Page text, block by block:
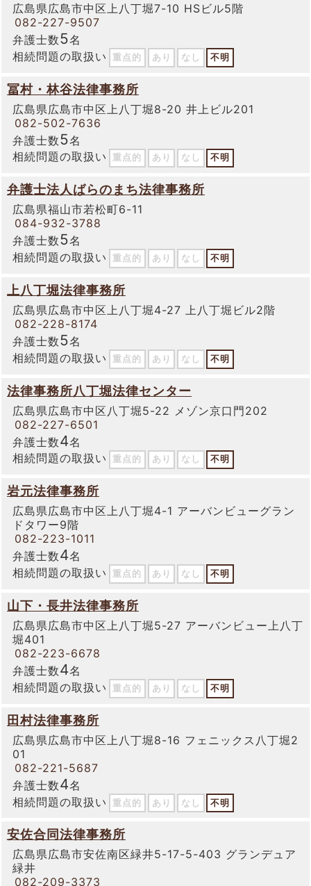
広島県広島市中区上八丁堀7-10 HSビル5階
082-227-9507
弁護士数5名
相続問題の取扱い
重点的 あり なし 不明
冨村・林谷法律事務所
広島県広島市中区上八丁堀8-20 井上ビル201
082-502-7636
弁護士数5名
相続問題の取扱い
重点的 あり なし 不明
弁護士法人ばらのまち法律事務所
広島県福山市若松町6-11
084-932-3788
弁護士数5名
相続問題の取扱い
重点的 あり なし 不明
上八丁堀法律事務所
広島県広島市中区上八丁堀4-27 上八丁堀ビル2階
082-228-8174
弁護士数5名
相続問題の取扱い
重点的 あり なし 不明
法律事務所八丁堀法律センター
広島県広島市中区八丁堀5-22 メゾン京口門202
082-227-6501
弁護士数4名
相続問題の取扱い
重点的 あり なし 不明
岩元法律事務所
広島県広島市中区上八丁堀4-1 アーバンビューグラン
ドタワー9階
082-223-1011
弁護士数4名
相続問題の取扱い
重点的 あり なし 不明
山下・長井法律事務所
広島県広島市中区上八丁堀5-27 アーバンビュー上八丁
堀401
082-223-6678
弁護士数4名
相続問題の取扱い
重点的 あり なし 不明
田村法律事務所
広島県広島市中区上八丁堀8-16 フェニックス八丁堀2
01
082-221-5687
弁護士数4名
相続問題の取扱い
重点的 あり なし 不明
安佐合同法律事務所
広島県広島市安佐南区緑井5-17-5-403 グランデュア
緑井
082-209-3373